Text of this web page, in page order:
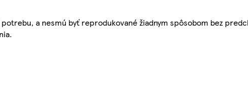
a nesmú byť reprodukované žiadnym spôsobom bez